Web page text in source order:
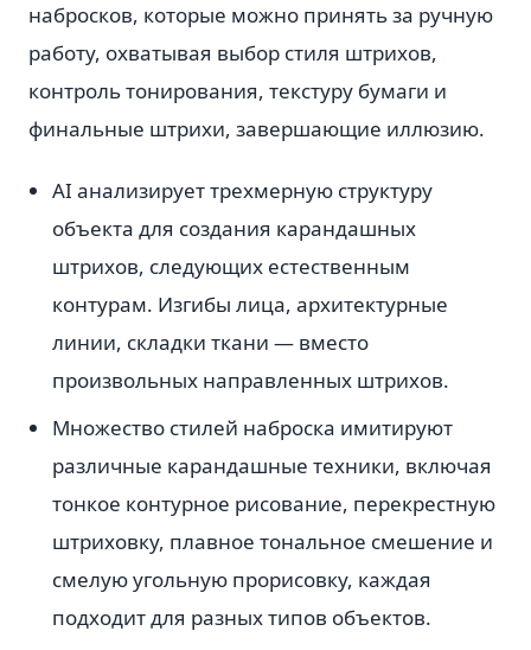
набросков, которые можно принять за ручную
работу, охватывая выбор стиля штрихов,
контроль тонирования, текстуру бумаги и
финальные штрихи, завершающие иллюзию.
AI анализирует трехмерную структуру
объекта для создания карандашных
штрихов, следующих естественным
контурам. Изгибы лица, архитектурные
линии, складки ткани — вместо
произвольных направленных штрихов.
Множество стилей наброска имитируют
различные карандашные техники, включая
тонкое контурное рисование, перекрестную
штриховку, плавное тональное смешение и
смелую угольную прорисовку, каждая
подходит для разных типов объектов.